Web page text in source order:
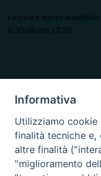
La curia è aperta al
8.30 alle ore 12.30.
Informativa
Utilizziamo
finalità tecniche e,
altre finalità
"miglioramento